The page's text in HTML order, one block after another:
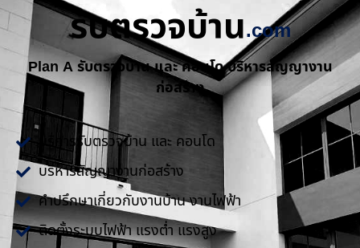
รับตรวจบ้าน.com
Plan A รับตรวจบ้าน และ คอนโด บริหารสัญญางาน
ก่อสร้าง
บริการรับตรวจบ้าน และ คอนโด
บริหารสัญญางานก่อสร้าง
คำปรึกษาเกี่ยวกับงานบ้าน งานไฟฟ้า
ติดตั้งระบบไฟฟ้า แรงต่ำ แรงสูง